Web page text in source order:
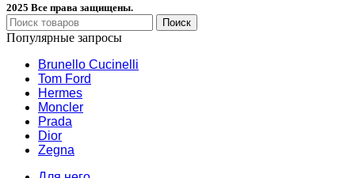
2025 Все права защищены.
Поиск
Популярные запросы
Brunello Cucinelli
Tom Ford
Hermes
Moncler
Prada
Dior
Zegna